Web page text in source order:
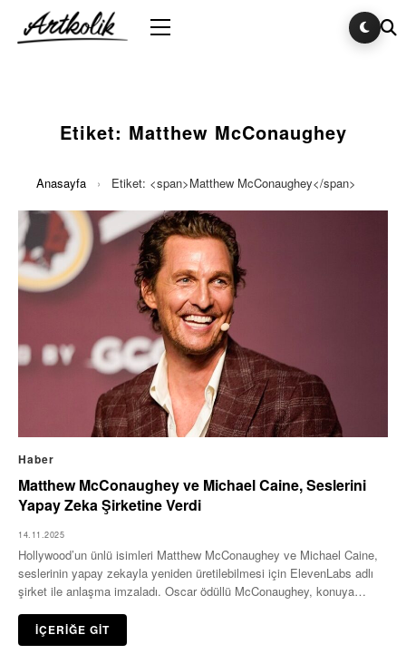
Etiket: Matthew McConaughey
Anasayfa › Etiket: <span>Matthew McConaughey</span>
Haber
Matthew McConaughey ve Michael Caine, Seslerini
Yapay Zeka Şirketine Verdi
14.11.2025
Hollywood’un ünlü isimleri Matthew McConaughey ve Michael Caine,
seslerinin yapay zekayla yeniden üretilebilmesi için ElevenLabs adlı
şirket ile anlaşma imzaladı. Oscar ödüllü McConaughey, konuya…
İÇERİĞE GİT